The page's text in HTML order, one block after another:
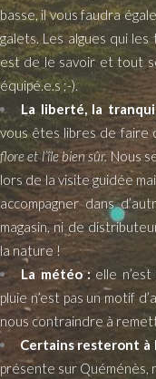
basse, il vous faudra
galets. Les algues qui
est de le savoir et tout
équipé.e.s ;-).
La liberté, la
vous êtes libres de faire
flore et l’île bien sûr.Nous
lors de la visite guidée
accompagner dans
magasin, ni de
la nature !
La météo :elle n’est
pluie n’est pas un motif
nous contraindre à
Certains resteront à
présente sur Quéménès,